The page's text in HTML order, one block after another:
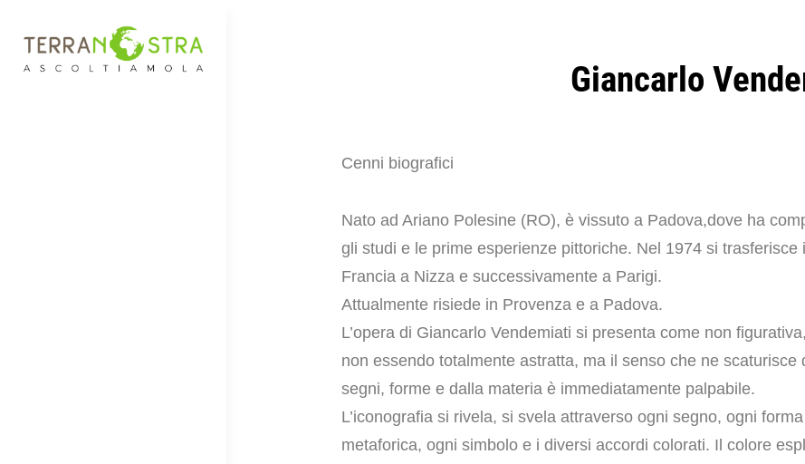
Giancarlo
Cenni biografici
Nato ad Ariano Polesine (RO), è vissuto a Padova,dove ha
gli studi e le prime esperienze pittoriche. Nel 1974 si trasferisce
Francia a Nizza e successivamente a Parigi.
Attualmente risiede in Provenza e a Padova.
L’opera di Giancarlo Vendemiati si presenta come non
non essendo totalmente astratta, ma il senso che ne scaturisce
segni, forme e dalla materia è immediatamente palpabile.
L’iconografia si rivela, si svela attraverso ogni segno, ogni forma
metaforica, ogni simbolo e i diversi accordi colorati. Il colore